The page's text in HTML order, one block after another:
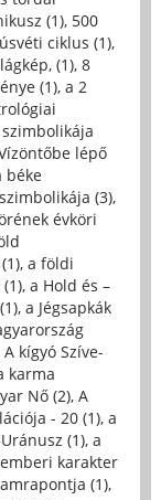
(1), 500
ciklus (1),
(1), 8
(1), a 2
lépő
béke
(3),
évköri
, a földi
, a Hold és –
, a Jégsapkák
A kígyó Szíve-
karma
Nő (2), A
- 20 (1), a
(1), a
karakter
(1),